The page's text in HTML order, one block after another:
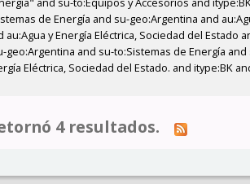
de Energía and su-geo:Argentina and
y Energía Eléctrica, Sociedad del
and su-to:Sistemas de Energía
Eléctrica, Sociedad del Estado. and itype:BK
4 resultados.